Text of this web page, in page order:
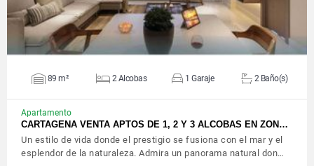
89 m² 2 Alcobas 1 Garaje 2 Baño(s)
Apartamento
CARTAGENA VENTA APTOS DE 1, 2 Y 3 ALCOBAS EN ZON…
Un estilo de vida donde el prestigio se fusiona con el mar y el
esplendor de la naturaleza. Admira un panorama natural don…